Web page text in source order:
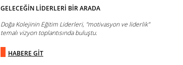
GELECEĞİN LİDERLERİ BİR ARADA
Doğa Kolejinin Eğitim Liderleri, "motivasyon ve liderlik"
temalı vizyon toplantısında buluştu.
HABERE GİT